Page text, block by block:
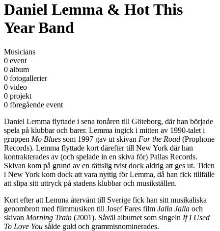
Daniel Lemma & Hot This
Year Band
Musicians
0 event
0 album
0 fotogallerier
0 video
0 projekt
0 föregående event
Daniel Lemma flyttade i sena tonåren till Göteborg, där han började
spela på klubbar och barer. Lemma ingick i mitten av 1990-talet i
gruppen Mo Blues som 1997 gav ut skivan For the Road (Prophone
Records). Lemma flyttade kort därefter till New York där han
kontrakterades av (och spelade in en skiva för) Pallas Records.
Skivan kom på grund av en rättslig tvist dock aldrig att ges ut. Tiden
i New York kom dock att vara nyttig för Lemma, då han fick tillfälle
att slipa sitt uttryck på stadens klubbar och musikställen.
Kort efter att Lemma återvänt till Sverige fick han sitt musikaliska
genombrott med filmmusiken till Josef Fares film Jalla Jalla och
skivan Morning Train (2001). Såväl albumet som singeln If I Used
To Love You sålde guld och grammisnominerades.